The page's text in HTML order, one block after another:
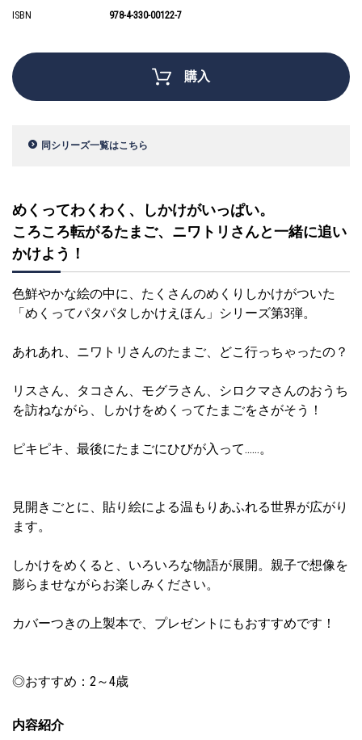
ISBN 978-4-330-00122-7
購入
同シリーズ一覧はこちら
めくってわくわく、しかけがいっぱい。
ころころ転がるたまご、ニワトリさんと一緒に追い
かけよう！
色鮮やかな絵の中に、たくさんのめくりしかけがついた
「めくってパタパタしかけえほん」シリーズ第3弾。
あれあれ、ニワトリさんのたまご、どこ行っちゃったの？
リスさん、タコさん、モグラさん、シロクマさんのおうち
を訪ねながら、しかけをめくってたまごをさがそう！
ピキピキ、最後にたまごにひびが入って……。
見開きごとに、貼り絵による温もりあふれる世界が広がり
ます。
しかけをめくると、いろいろな物語が展開。親子で想像を
膨らませながらお楽しみください。
カバーつきの上製本で、プレゼントにもおすすめです！
◎おすすめ：2～4歳
内容紹介